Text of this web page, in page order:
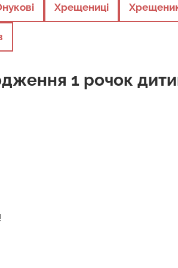
Хрещениці
1 рочок